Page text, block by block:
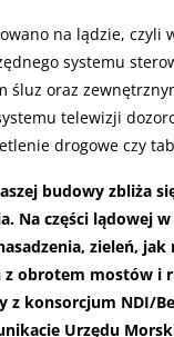
na lądzie, czyli
systemu
śluz oraz
telewizji
drogowe czy
budowy zbliża
Na części lądowej
zieleń,
z obrotem mostów i
konsorcjum NDI/
Urzędu